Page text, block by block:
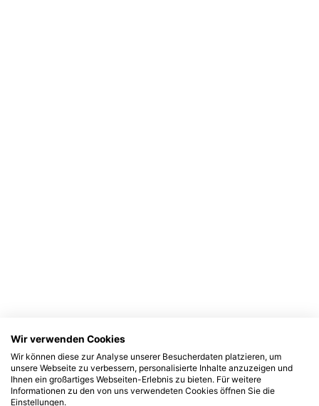
Wir verwenden Cookies
Wir können diese zur Analyse unserer Besucherdaten platzieren, um
unsere Webseite zu verbessern, personalisierte Inhalte anzuzeigen und
Ihnen ein großartiges Webseiten-Erlebnis zu bieten. Für weitere
Informationen zu den von uns verwendeten Cookies öffnen Sie die
Einstellungen.